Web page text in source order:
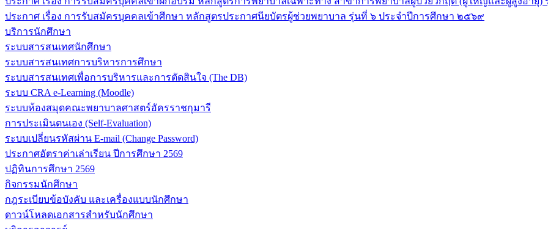
ประกาศ เรื่อง การรับสมัครบุคคลเข้าศึกษา หลักสูตรประกาศนียบัตรผู้ช่วยพยาบาล รุ่นที่ ๖ ประจำปีการศึกษา ๒๕๖๙
บริการนักศึกษา
ระบบสารสนเทศนักศึกษา
ระบบสารสนเทศการบริหารการศึกษา
ระบบสารสนเทศเพื่อการบริหารและการตัดสินใจ (The DB)
ระบบ CRA e-Learning (Moodle)
ระบบห้องสมุดคณะพยาบาลศาสตร์อัครราชกุมารี
การประเมินตนเอง (Self-Evaluation)
ระบบเปลี่ยนรหัสผ่าน E-mail (Change Password)
ประกาศอัตราค่าเล่าเรียน ปีการศึกษา 2569
ปฏิทินการศึกษา 2569
กิจกรรมนักศึกษา
กฎระเบียบข้อบังคับ และเครื่องแบบนักศึกษา
ดาวน์โหลดเอกสารสำหรับนักศึกษา